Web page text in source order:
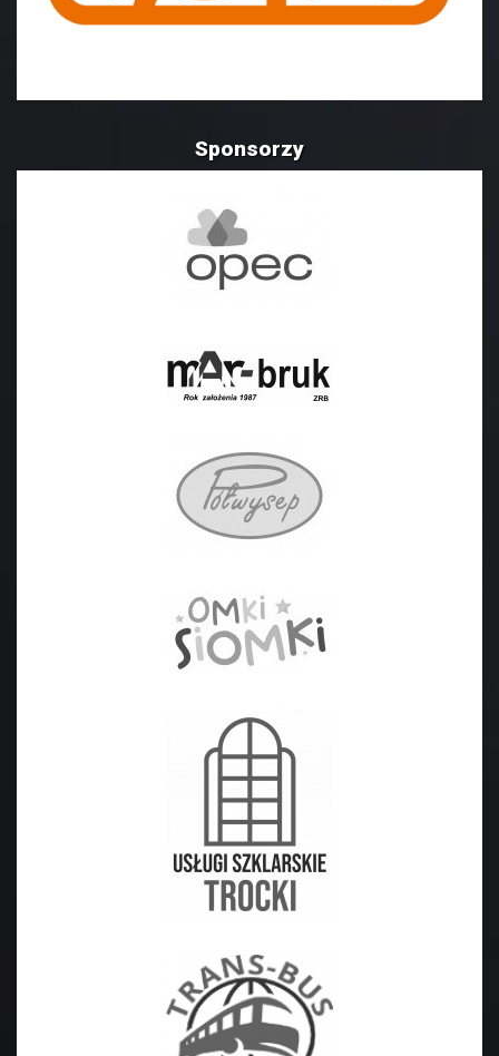
Sponsorzy